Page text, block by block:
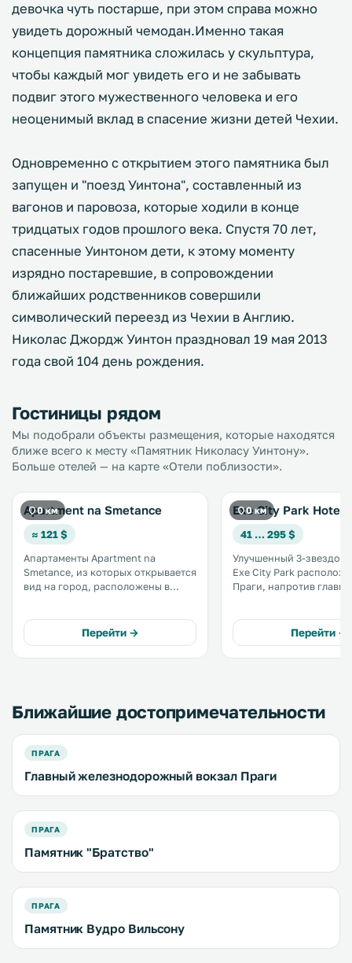
девочка чуть постарше, при этом справа можно
увидеть дорожный чемодан.Именно такая
концепция памятника сложилась у скульптура,
чтобы каждый мог увидеть его и не забывать
подвиг этого мужественного человека и его
неоценимый вклад в спасение жизни детей Чехии.
Одновременно с открытием этого памятника был
запущен и "поезд Уинтона", составленный из
вагонов и паровоза, которые ходили в конце
тридцатых годов прошлого века. Спустя 70 лет,
спасенные Уинтоном дети, к этому моменту
изрядно постаревшие, в сопровождении
ближайших родственников совершили
символический переезд из Чехии в Англию.
Николас Джордж Уинтон праздновал 19 мая 2013
года свой 104 день рождения.
Гостиницы рядом
Мы подобрали объекты размещения, которые находятся
ближе всего к месту «Памятник Николасу Уинтону».
Больше отелей — на карте «Отели поблизости».
0 км
Apartment na Smetance
≈ 121 $
Апартаменты Apartment na
Smetance, из которых открывается
вид на город, расположены в
600 метрах от Вацлавской
площади и в 1,3 км от площади
Старого города. .
Перейти →
0 км
Exe City Park Hotel
41 … 295 $
Улучшенный 3-
Exe City Park
Праги, напротив
Вацлавской площади. .
Перейти →
Ближайшие достопримечательности
ПРАГА
Главный железнодорожный вокзал Праги
ПРАГА
Памятник "Братство"
ПРАГА
Памятник Вудро Вильсону